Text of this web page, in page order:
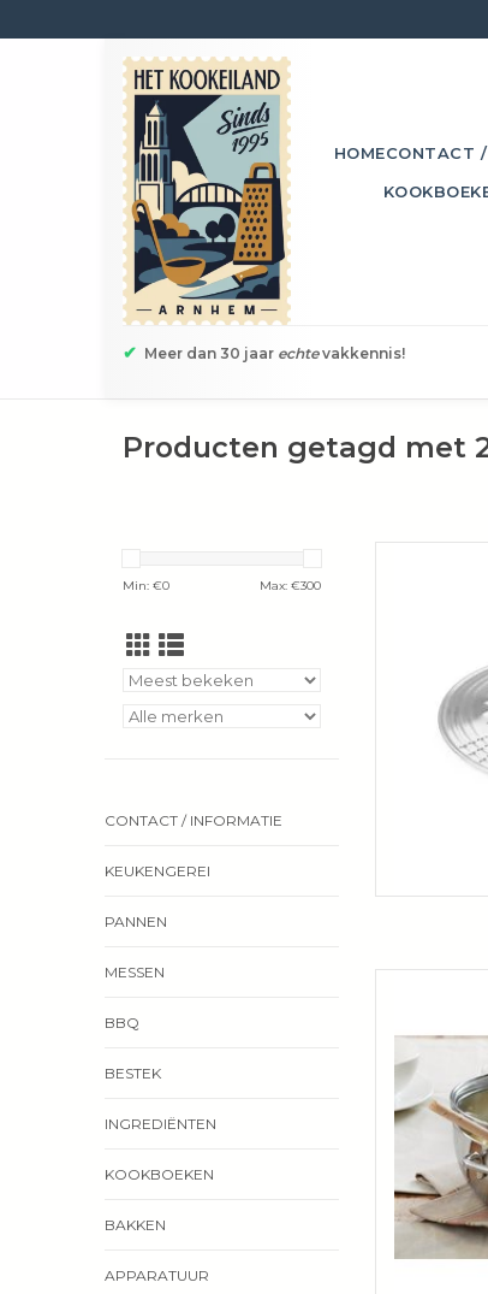
HOMECONTACT
✔ Meer dan 30 jaar echtevakkennis!
Producten getagd met
Min: €0 Max: €300
CONTACT / INFORMATIE
KEUKENGEREI
PANNEN
MESSEN
BBQ
BESTEK
INGREDIËNTEN
KOOKBOEKEN
BAKKEN
APPARATUUR